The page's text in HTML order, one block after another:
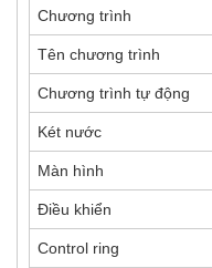
Chương trình
Tên chương trình
Chương trình tự động
Két nước
Màn hình
Điều khiển
Control ring